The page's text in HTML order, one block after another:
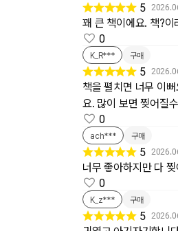
5
꽤 큰 책이에요. 책?
0
K_R*** 구매
5
책을 펼치면 너무 이
요. 많이 보면 찢어질
0
ach*** 구매
5
너무 좋아하지만 다
0
K_z*** 구매
5